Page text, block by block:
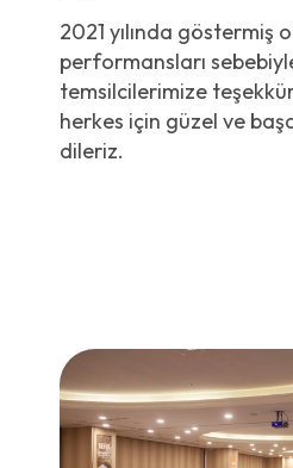
2021 yılında göstermiş
performansları
temsilcilerimize teşekkür
herkes için güzel ve
dileriz.